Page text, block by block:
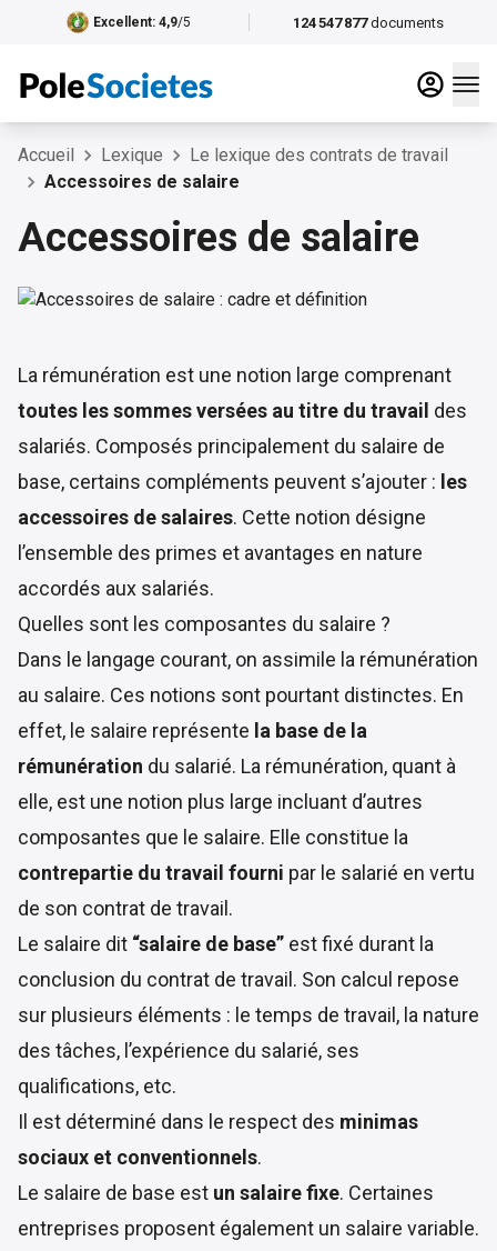
124 547 877 documents
Excellent: 4,9/5
Accueil Lexique
Le lexique des contrats de travail
Accessoires de salaire
Accessoires de salaire
La rémunération est une notion large comprenant
toutes les sommes versées au titre du travail des
salariés. Composés principalement du salaire de
base, certains compléments peuvent s’ajouter : les
accessoires de salaires. Cette notion désigne
l’ensemble des primes et avantages en nature
accordés aux salariés.
Quelles sont les composantes du salaire ?
Dans le langage courant, on assimile la rémunération
au salaire. Ces notions sont pourtant distinctes. En
effet, le salaire représente la base de la
rémunération du salarié. La rémunération, quant à
elle, est une notion plus large incluant d’autres
composantes que le salaire. Elle constitue la
contrepartie du travail fourni par le salarié en vertu
de son contrat de travail.
Le salaire dit “salaire de base” est fixé durant la
conclusion du contrat de travail. Son calcul repose
sur plusieurs éléments : le temps de travail, la nature
des tâches, l’expérience du salarié, ses
qualifications, etc.
Il est déterminé dans le respect des minimas
sociaux et conventionnels.
Le salaire de base est un salaire fixe. Certaines
entreprises proposent également un salaire variable.